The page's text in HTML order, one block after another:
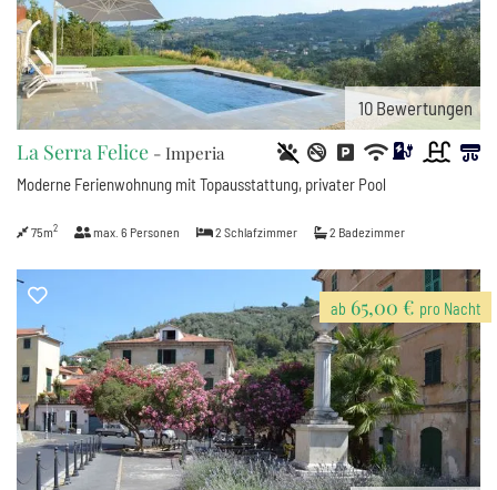
10 Bewertungen
La Serra Felice - Imperia
Moderne Ferienwohnung mit Topausstattung, privater Pool
75m2 max. 6 Personen 2 Schlafzimmer 2 Badezimmer
ab 65,00 € pro Nacht